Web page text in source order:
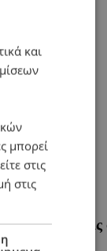
για τις
και
μπορεί
στις
στις